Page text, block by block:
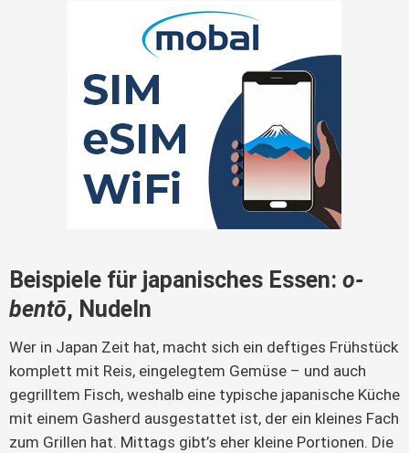
Beispiele für japanisches Essen: o-
bentō, Nudeln
Wer in Japan Zeit hat, macht sich ein deftiges Frühstück
komplett mit Reis, eingelegtem Gemüse – und auch
gegrilltem Fisch, weshalb eine typische japanische Küche
mit einem Gasherd ausgestattet ist, der ein kleines Fach
zum Grillen hat. Mittags gibt’s eher kleine Portionen. Die